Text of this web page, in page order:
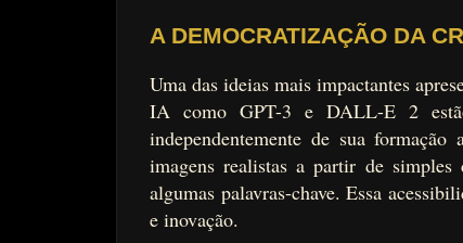
A DEMOCRATIZAÇÃO DA
Uma das ideias mais impactantes
IA como GPT-3 e DALL-E 2
independentemente de sua
imagens realistas a partir de simples
algumas palavras-chave. Essa
e inovação.